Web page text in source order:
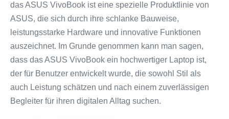
das ASUS VivoBook ist eine spezielle Produktlinie von
ASUS, die sich durch ihre schlanke Bauweise,
leistungsstarke Hardware und innovative Funktionen
auszeichnet. Im Grunde genommen kann man sagen,
dass das ASUS VivoBook ein hochwertiger Laptop ist,
der für Benutzer entwickelt wurde, die sowohl Stil als
auch Leistung schätzen und nach einem zuverlässigen
Begleiter für ihren digitalen Alltag suchen.